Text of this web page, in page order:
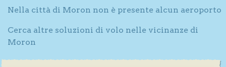
Nella città di Moron non è presente alcun aeroporto
Cerca altre soluzioni di volo nelle vicinanze di
Moron